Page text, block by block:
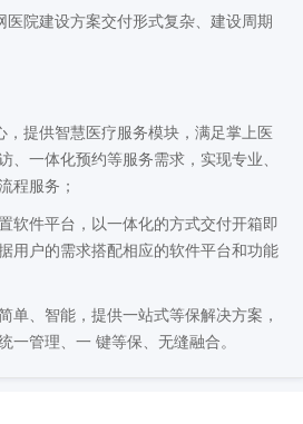
医院建设方案交付形式复杂、建设周期
，提供智慧医疗服务模块，满足掌上医
、一体化预约等服务需求，实现专业、
程服务；
软件平台，以一体化的方式交付开箱即
用户的需求搭配相应的软件平台和功能
单、智能，提供一站式等保解决方案，
一管理、一 键等保、无缝融合。